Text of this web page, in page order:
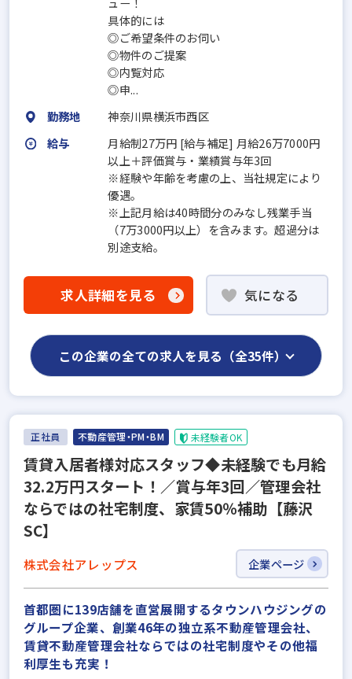
具体的には
◎ご希望条件のお伺い
◎物件のご提案
◎内覧対応
◎申...
勤務地
神奈川県横浜市西区
給与
月給制27万円 [給与補足] 月給26万7000円
以上＋評価賞与・業績賞与年3回
※経験や年齢を考慮の上、当社規定により
優遇。
※上記月給は40時間分のみなし残業手当
（7万3000円以上）を含みます。超過分は
別途支給。
求人詳細を見る 気になる
この企業の全ての求人を見る（全35件）
正社員 不動産管理・PM・BM 未経験者OK
賃貸入居者様対応スタッフ◆未経験でも月給
32.2万円スタート！／賞与年3回／管理会社
ならではの社宅制度、家賃50％補助【藤沢
SC】
株式会社アレップス 企業ページ
首都圏に139店舗を直営展開するタウンハウジングの
グループ企業、創業46年の独立系不動産管理会社、
賃貸不動産管理会社ならではの社宅制度やその他福
利厚生も充実！